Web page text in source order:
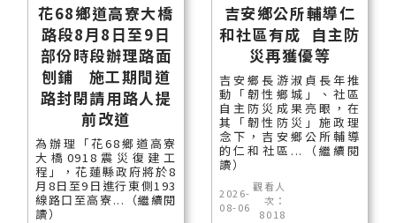
花68鄉道高寮大橋
路段8月8日至9日
部份時段辦理路面
刨鋪 施工期間道
路封閉請用路人提
前改道
為辦理「花68鄉道高寮
大橋0918震災復建工
程」，花蓮縣政府將於8
月8日至9日進行東側193
線路口至高寮...（繼續閱
讀）
吉安鄉公所輔導仁
和社區有成 自主防
災再獲優等
吉安鄉長游淑貞長年推
動「韌性鄉城」、社區
自主防災成果亮眼，在
其「韌性防災」施政理
念下，吉安鄉公所輔導
的仁和社區...（繼續閱
讀）
2026-
08-06
觀看人
次：
8018